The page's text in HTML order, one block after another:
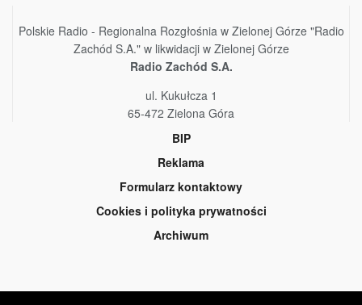
Polskie Radio - Regionalna Rozgłośnia w Zielonej Górze "Radio
Zachód S.A." w likwidacji w Zielonej Górze
Radio Zachód S.A.
ul. Kukułcza 1
65-472 Zielona Góra
BIP
Reklama
Formularz kontaktowy
Cookies i polityka prywatności
Archiwum